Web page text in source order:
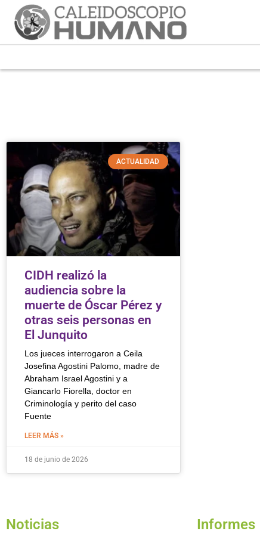
ACTUALIDAD
CIDH realizó la
audiencia sobre la
muerte de Óscar Pérez y
otras seis personas en
El Junquito
Los jueces interrogaron a Ceila
Josefina Agostini Palomo, madre de
Abraham Israel Agostini y a
Giancarlo Fiorella, doctor en
Criminología y perito del caso
Fuente
LEER MÁS »
18 de junio de 2026
Noticias Informes